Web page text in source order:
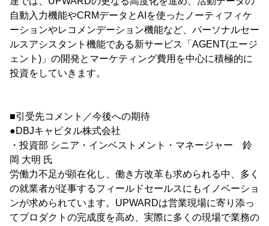
自動入力機能やCRMデータとAIを使ったノーティフィケ
ーションやレコメンデーション機能など、パーソナルセー
ルスアシスタント機能である新サービス「AGENT(エージ
ェント)」の開発とマーケティング費用を中心に積極的に
投資をしていきます。
■引受先コメント／今後への期待
●DBJキャピタル株式会社
・投資部 シニア・インベストメント・マネージャー 鈴
岡 大明 氏
労働力不足が顕在化し、働き方改革も求められる中、多く
の就業者が従事するフィールドセールスにもイノベーショ
ンが求められています。UPWARDは営業現場に寄り添っ
てプロダクトの完成度を高め、実際に多くの現場で業務の